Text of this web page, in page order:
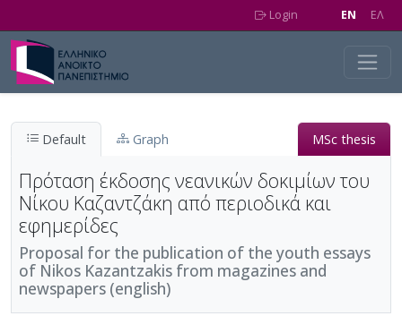
Login EN EΛ
Default Graph MSc thesis
Πρόταση έκδοσης νεανικών δοκιμίων του
Νίκου Καζαντζάκη από περιοδικά και
εφημερίδες
Proposal for the publication of the youth essays
of Nikos Kazantzakis from magazines and
newspapers (english)